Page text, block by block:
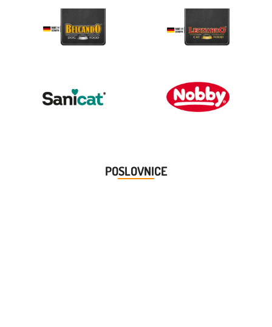
POSLOVNICE